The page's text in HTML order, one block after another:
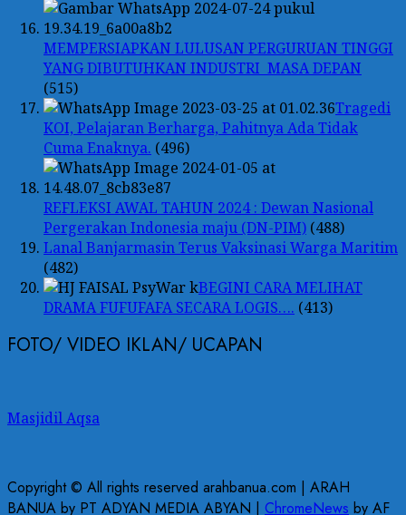
MEMPERSIAPKAN LULUSAN PERGURUAN TINGGI
YANG DIBUTUHKAN INDUSTRI MASA DEPAN
(515)
Tragedi
KOI, Pelajaran Berharga, Pahitnya Ada Tidak
Cuma Enaknya. (496)
REFLEKSI AWAL TAHUN 2024 : Dewan Nasional
Pergerakan Indonesia maju (DN-PIM) (488)
Lanal Banjarmasin Terus Vaksinasi Warga Maritim
(482)
BEGINI CARA MELIHAT
DRAMA FUFUFAFA SECARA LOGIS…. (413)
FOTO/ VIDEO IKLAN/ UCAPAN
Masjidil Aqsa
Copyright © All rights reserved arahbanua.com | ARAH
BANUA by PT ADYAN MEDIA ABYAN | ChromeNews by AF